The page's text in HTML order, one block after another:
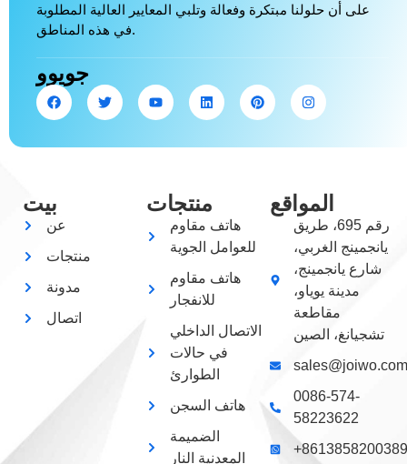
على أن حلولنا مبتكرة وفعالة وتلبي المعايير العالية المطلوبة
في هذه المناطق.
جويوو
بيت
عن
منتجات
مدونة
اتصال
منتجات
هاتف مقاوم
للعوامل الجوية
هاتف مقاوم
للانفجار
الاتصال الداخلي
في حالات
الطوارئ
هاتف السجن
الضميمة
المعدنية النار
المواقع
رقم 695، طريق
يانجمينج الغربي،
شارع يانجمينج،
مدينة يوياو،
مقاطعة
تشجيانغ، الصين
sales@joiwo.com
0086-574-
58223622
+8613858200389